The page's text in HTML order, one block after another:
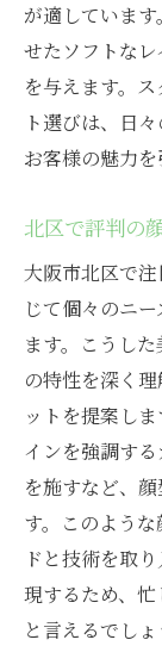
が適していま
せたソフトな
を与えます。
ト選びは、日
お客様の魅力を
北区で評判の
大阪市北区で
じて個々のニ
ます。こうし
の特性を深く
ットを提案し
インを強調す
を施すなど、
す。このよう
ドと技術を取
現するため、
と言えるでし